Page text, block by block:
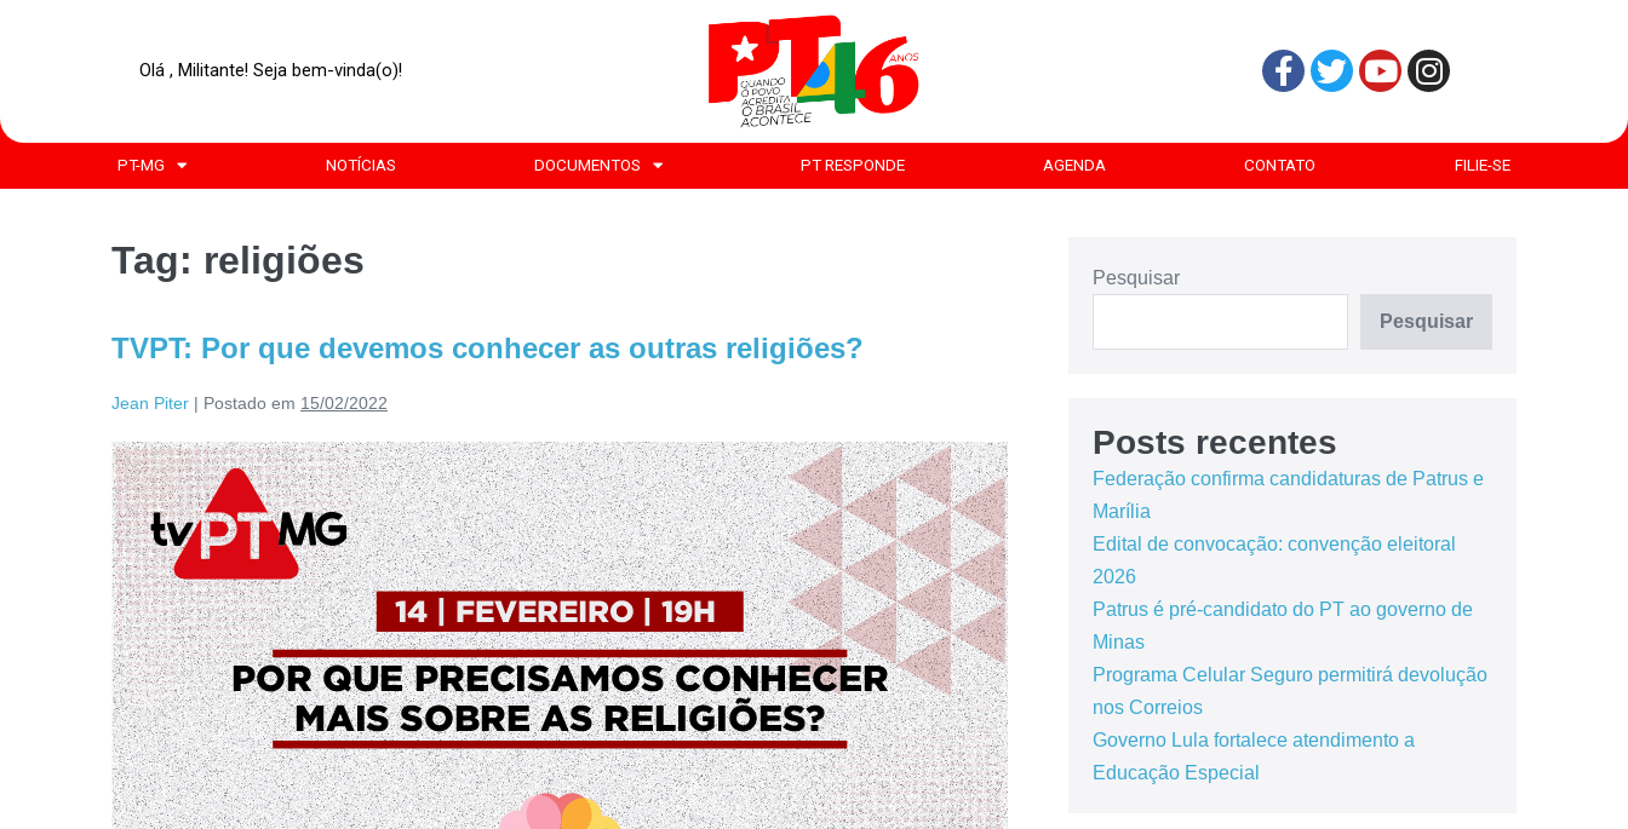
Olá , Militante! Seja bem-vinda(o)!
PT-MG NOTÍCIAS DOCUMENTOS PT RESPONDE AGENDA CONTATO FILIE-SE
Tag: religiões
TVPT: Por que devemos conhecer as outras religiões?
Jean Piter | Postado em 15/02/2022
Pesquisar
Pesquisar
Posts recentes
Federação confirma candidaturas de Patrus e
Marília
Edital de convocação: convenção eleitoral
2026
Patrus é pré-candidato do PT ao governo de
Minas
Programa Celular Seguro permitirá devolução
nos Correios
Governo Lula fortalece atendimento a
Educação Especial